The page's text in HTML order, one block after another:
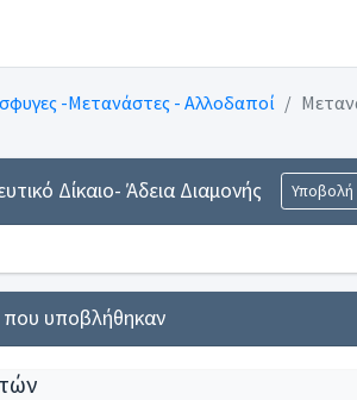
-Μετανάστες - Αλλοδαποί
Δίκαιο- Άδεια Διαμονής
που υποβλήθηκαν